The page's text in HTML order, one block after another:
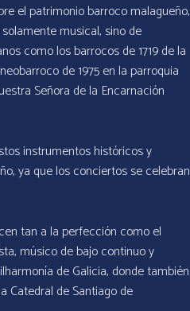
el patrimonio barroco malagueño,
musical, sino de
como los barrocos de 1719 de la
de 1975 en la parroquia
Señora de la Encarnación
instrumentos históricos y
ya que los conciertos se celebran
tan a la perfección como el
músico de bajo continuo y
de Galicia, donde también
Catedral de Santiago de